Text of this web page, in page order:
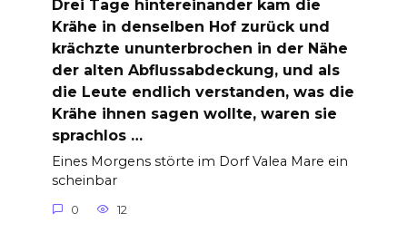
Drei Tage hintereinander kam die
Krähe in denselben Hof zurück und
krächzte ununterbrochen in der Nähe
der alten Abflussabdeckung, und als
die Leute endlich verstanden, was die
Krähe ihnen sagen wollte, waren sie
sprachlos …
Eines Morgens störte im Dorf Valea Mare ein
scheinbar
0 12